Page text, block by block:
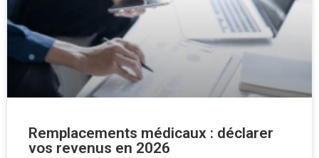
Remplacements médicaux : déclarer
vos revenus en 2026